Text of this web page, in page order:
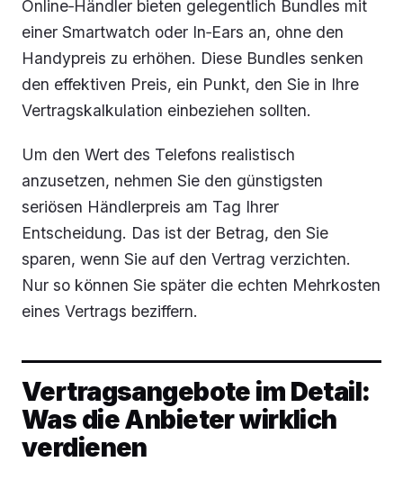
Online‑Händler bieten gelegentlich Bundles mit
einer Smartwatch oder In‑Ears an, ohne den
Handypreis zu erhöhen. Diese Bundles senken
den effektiven Preis, ein Punkt, den Sie in Ihre
Vertragskalkulation einbeziehen sollten.
Um den Wert des Telefons realistisch
anzusetzen, nehmen Sie den günstigsten
seriösen Händlerpreis am Tag Ihrer
Entscheidung. Das ist der Betrag, den Sie
sparen, wenn Sie auf den Vertrag verzichten.
Nur so können Sie später die echten Mehrkosten
eines Vertrags beziffern.
Vertragsangebote im Detail:
Was die Anbieter wirklich
verdienen